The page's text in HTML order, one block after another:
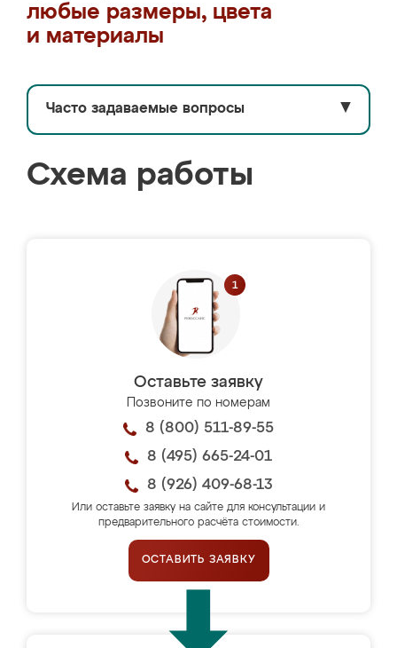
любые размеры, цвета
и материалы
Часто задаваемые вопросы ▼
Схема работы
Оставьте заявку
Позвоните по номерам
8 (800) 511-89-55
8 (495) 665-24-01
8 (926) 409-68-13
Или оставьте заявку на сайте для консультации и
предварительного расчёта стоимости.
ОСТАВИТЬ ЗАЯВКУ